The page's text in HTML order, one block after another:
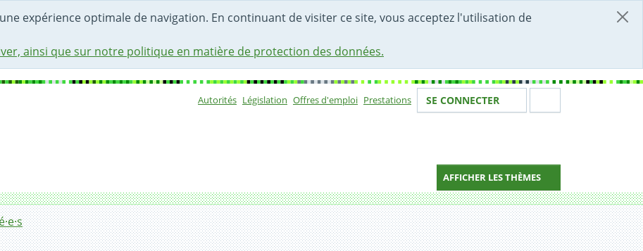
expérience optimale de navigation. En continuant de visiter ce site, vous acceptez l'utilisation de
ainsi que sur notre politique en matière de protection des données.
Autorités Législation Offres d'emploi Prestations Votre identité
SE CONNECTER
AFFICHER LES THÈMES